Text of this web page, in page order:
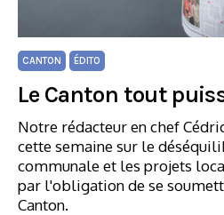
CANTON ÉDITO
Le Canton tout
Notre rédacteur en chef
cette semaine sur le
communale et les projets
par l'obligation de se
Canton.